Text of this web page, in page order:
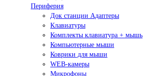
Периферия
Док станции Адаптеры
Клавиатуры
Комплекты клавиатура + мышь
Компьютерные мыши
Коврики для мыши
WEB-камеры
Микрофоны